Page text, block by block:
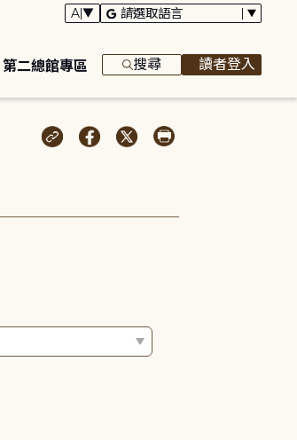
第二總館專區 搜尋 讀者登入